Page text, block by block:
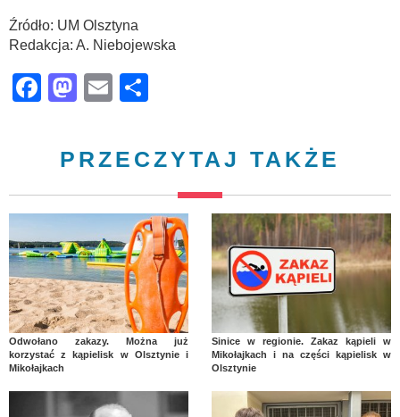
Źródło: UM Olsztyna
Redakcja: A. Niebojewska
Facebook
Mastodon
Email
PRZECZYTAJ TAKŻE
Odwołano zakazy. Można już
korzystać z kąpielisk w Olsztynie i
Mikołajkach
Sinice w regionie. Zakaz kąpieli w
Mikołajkach i na części kąpielisk w
Olsztynie